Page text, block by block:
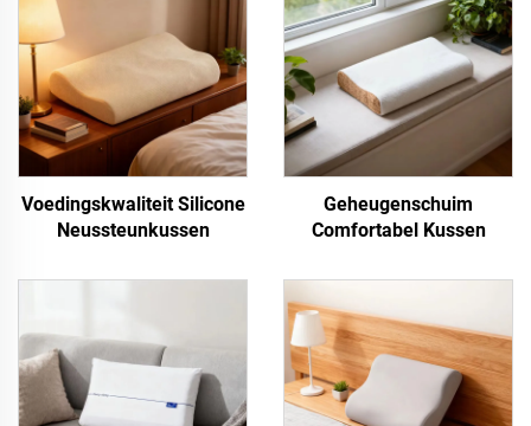
Voedingskwaliteit Silicone
Neussteunkussen
Geheugenschuim
Comfortabel Kussen